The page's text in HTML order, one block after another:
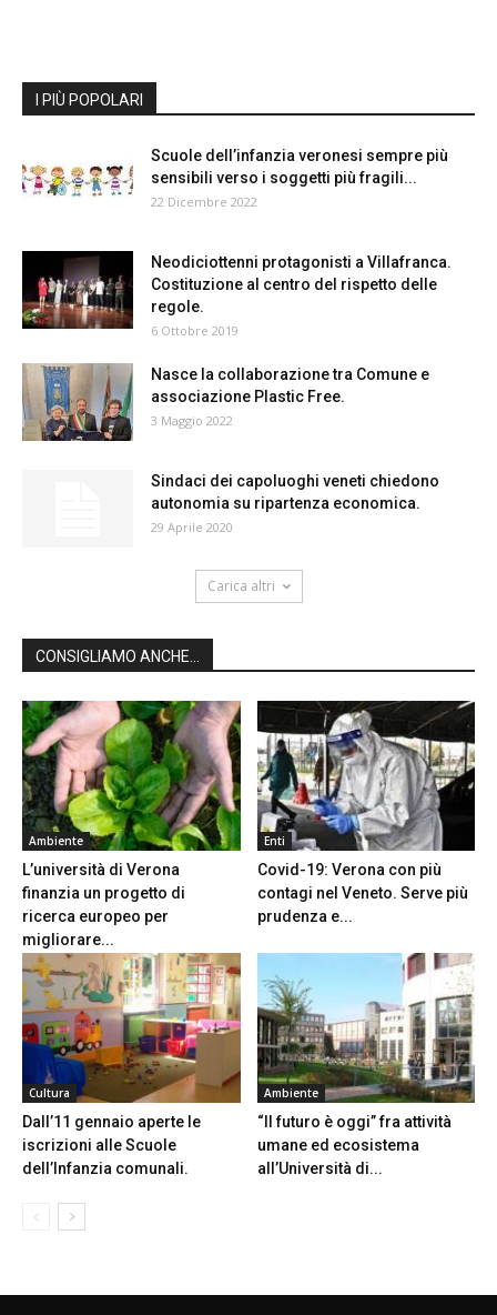
I PIÙ POPOLARI
Scuole dell’infanzia veronesi sempre più
sensibili verso i soggetti più fragili...
22 Dicembre 2022
Neodiciottenni protagonisti a Villafranca.
Costituzione al centro del rispetto delle
regole.
6 Ottobre 2019
Nasce la collaborazione tra Comune e
associazione Plastic Free.
3 Maggio 2022
Sindaci dei capoluoghi veneti chiedono
autonomia su ripartenza economica.
29 Aprile 2020
Carica altri
CONSIGLIAMO ANCHE...
Ambiente
L’università di Verona
finanzia un progetto di
ricerca europeo per
migliorare...
Enti
Covid-19: Verona con più
contagi nel Veneto. Serve più
prudenza e...
Cultura
Dall’11 gennaio aperte le
iscrizioni alle Scuole
dell’Infanzia comunali.
Ambiente
“Il futuro è oggi” fra attività
umane ed ecosistema
all’Università di...